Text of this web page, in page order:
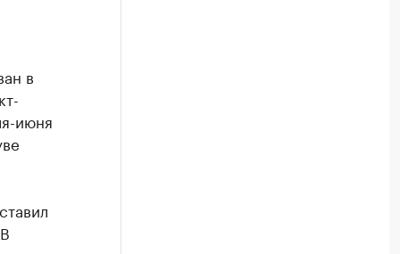
в
июня